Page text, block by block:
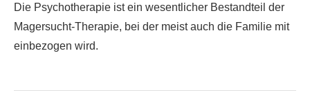
Die Psychotherapie ist ein wesentlicher Bestandteil der
Magersucht-Therapie, bei der meist auch die Familie mit
einbezogen wird.